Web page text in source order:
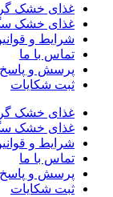
غذای خشک
غذای خشک
شرایط و
تماس با ما
پرسش و پاسخ
ثبت شکایات
غذای خشک
غذای خشک
شرایط و
تماس با ما
پرسش و پاسخ
ثبت شکایات